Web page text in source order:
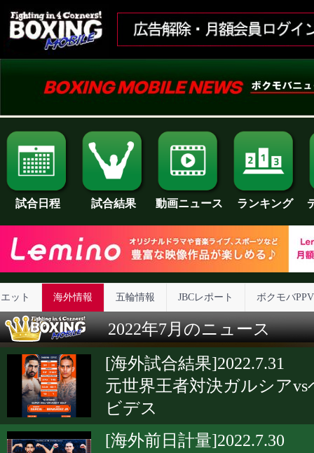
試合日程 試合結果 動画ニュース ランキング
ット 海外情報 五輪情報 JBCレポート ボクモバPPV
2022年7月のニュース
[海外試合結果]2022.7.31
元世界王者対決ガルシアvs
ビデス
[海外前日計量]2022.7.30